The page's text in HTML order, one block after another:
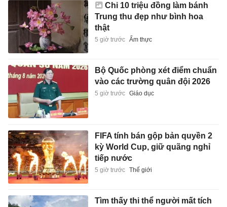
Chi 10 triệu đồng làm bánh
Trung thu đẹp như bình hoa
thật
5 giờ trước Ẩm thực
Bộ Quốc phòng xét điểm chuẩn
vào các trường quân đội 2026
5 giờ trước Giáo dục
FIFA tính bán gộp bản quyền 2
kỳ World Cup, giữ quãng nghỉ
tiếp nước
5 giờ trước Thế giới
Tìm thấy thi thể người mất tích